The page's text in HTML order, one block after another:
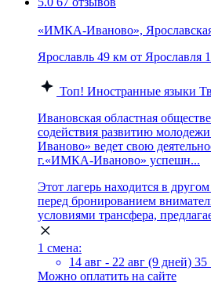
«ИМКА-Иваново», Ярославская
Ярославль 49 км от Ярославля
Топ! Иностранные языки
Ивановская областная
содействия развитию
Иваново» ведет свою
г.«ИМКА-Иваново» успешн...
Этот лагерь находится в
перед бронированием
условиями трансфера,
1 смена:
14 авг - 22 авг (9 дней) 35
Можно оплатить на сайте